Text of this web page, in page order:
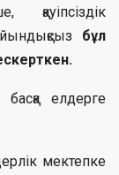
қауіпсіздік
бұл
елдерге
мектепке